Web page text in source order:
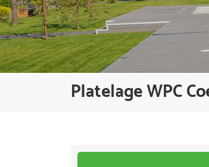
Platelage WPC